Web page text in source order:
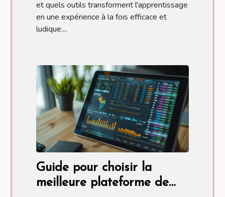
et quels outils transforment l'apprentissage
en une expérience à la fois efficace et
ludique....
Guide pour choisir la
meilleure plateforme de